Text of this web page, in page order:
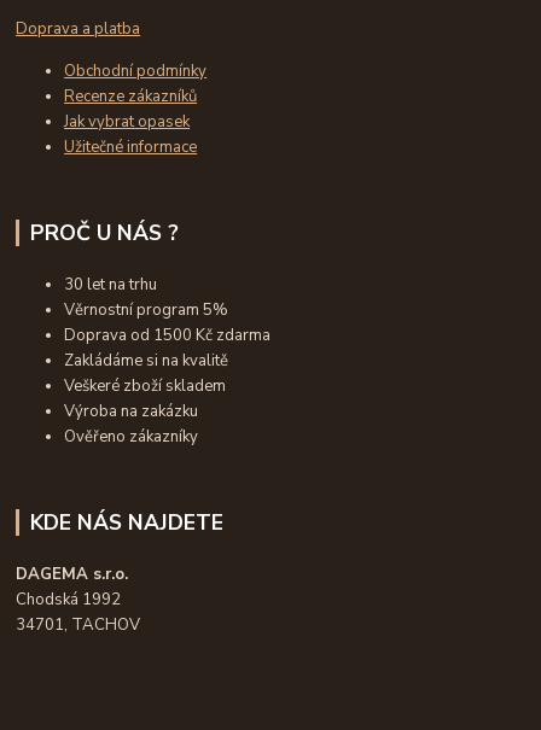
Doprava a platba
Obchodní podmínky
Recenze zákazníků
Jak vybrat opasek
Užitečné informace
PROČ U NÁS ?
30 let na trhu
Věrnostní program 5%
Doprava od 1500 Kč zdarma
Zakládáme si na kvalitě
Veškeré zboží skladem
Výroba na zakázku
Ověřeno zákazníky
KDE NÁS NAJDETE
DAGEMA s.r.o.
Chodská 1992
34701, TACHOV